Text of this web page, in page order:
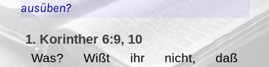
ausüben?
1. Korinther 6:9, 10
Was? Wißt ihr nicht, daß